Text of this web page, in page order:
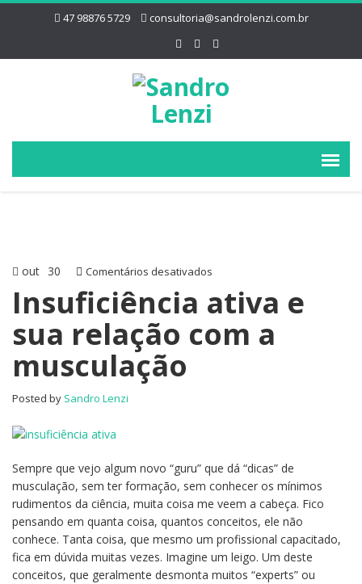
47 98876 5729 consultoria@sandrolenzi.com.br
out 30 Comentários desativados
ativa
sua
Insuficiência ativa e
sua relação com a
musculação
Posted by Sandro Lenzi
Sempre que vejo algum novo “guru” que dá “dicas” de
musculação, sem ter formação, sem conhecer os mínimos
rudimentos da ciência, muita coisa me veem a cabeça. Fico
pensando em quanta coisa, quantos conceitos, ele não
conhece. Tanta coisa, que mesmo um profissional capacitado,
fica em dúvida muitas vezes. Imagine um leigo. Um deste
conceitos, que geralmente desmonta muitos “experts” ou